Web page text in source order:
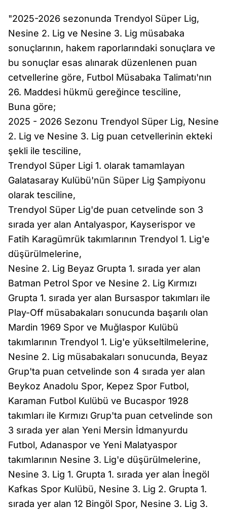
"2025-2026 sezonunda Trendyol Süper Lig,
Nesine 2. Lig ve Nesine 3. Lig müsabaka
sonuçlarının, hakem raporlarındaki sonuçlara ve
bu sonuçlar esas alınarak düzenlenen puan
cetvellerine göre, Futbol Müsabaka Talimatı'nın
26. Maddesi hükmü gereğince tesciline,
Buna göre;
2025 - 2026 Sezonu Trendyol Süper Lig, Nesine
2. Lig ve Nesine 3. Lig puan cetvellerinin ekteki
şekli ile tesciline,
Trendyol Süper Ligi 1. olarak tamamlayan
Galatasaray Kulübü'nün Süper Lig Şampiyonu
olarak tesciline,
Trendyol Süper Lig'de puan cetvelinde son 3
sırada yer alan Antalyaspor, Kayserispor ve
Fatih Karagümrük takımlarının Trendyol 1. Lig'e
düşürülmelerine,
Nesine 2. Lig Beyaz Grupta 1. sırada yer alan
Batman Petrol Spor ve Nesine 2. Lig Kırmızı
Grupta 1. sırada yer alan Bursaspor takımları ile
Play-Off müsabakaları sonucunda başarılı olan
Mardin 1969 Spor ve Muğlaspor Kulübü
takımlarının Trendyol 1. Lig'e yükseltilmelerine,
Nesine 2. Lig müsabakaları sonucunda, Beyaz
Grup'ta puan cetvelinde son 4 sırada yer alan
Beykoz Anadolu Spor, Kepez Spor Futbol,
Karaman Futbol Kulübü ve Bucaspor 1928
takımları ile Kırmızı Grup'ta puan cetvelinde son
3 sırada yer alan Yeni Mersin İdmanyurdu
Futbol, Adanaspor ve Yeni Malatyaspor
takımlarının Nesine 3. Lig'e düşürülmelerine,
Nesine 3. Lig 1. Grupta 1. sırada yer alan İnegöl
Kafkas Spor Kulübü, Nesine 3. Lig 2. Grupta 1.
sırada yer alan 12 Bingöl Spor, Nesine 3. Lig 3.